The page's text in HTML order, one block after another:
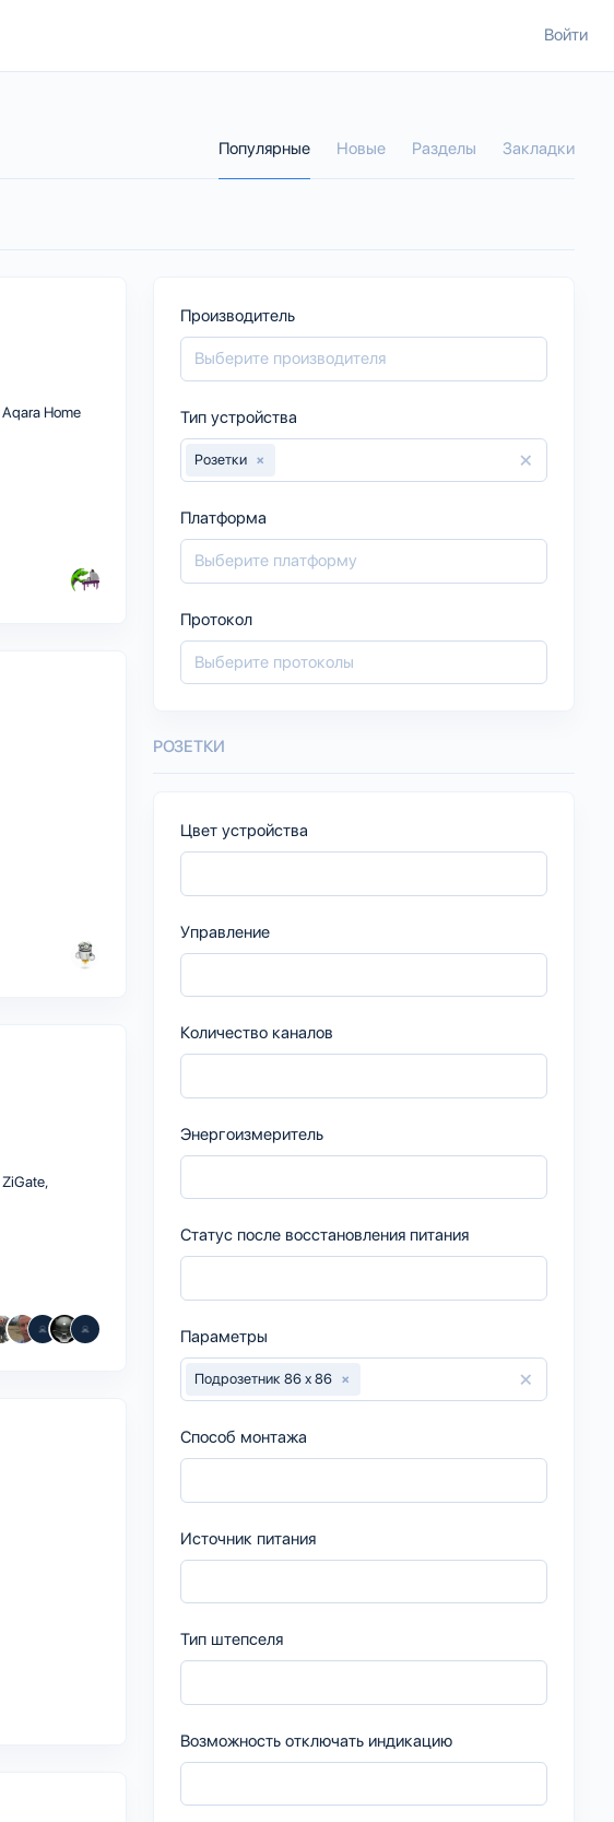
Войти
Популярные Новые Разделы Закладки
Aqara Home
ZiGate
Производитель
Тип устройства
×
×
Розетки
Платформа
Протокол
РОЗЕТКИ
Цвет устройства
Управление
Количество каналов
Энергоизмеритель
Статус после восстановления питания
Параметры
×
×
Подрозетник 86 х 86
Способ монтажа
Источник питания
Тип штепселя
Возможность отключать индикацию